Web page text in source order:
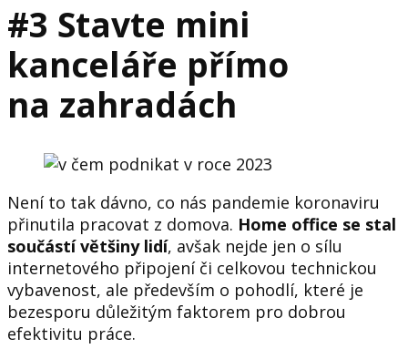
#3 Stavte mini
kanceláře přímo
na zahradách
Není to tak dávno, co nás pandemie koronaviru
přinutila pracovat z domova. Home office se stal
součástí většiny lidí, avšak nejde jen o sílu
internetového připojení či celkovou technickou
vybavenost, ale především o pohodlí, které je
bezesporu důležitým faktorem pro dobrou
efektivitu práce.